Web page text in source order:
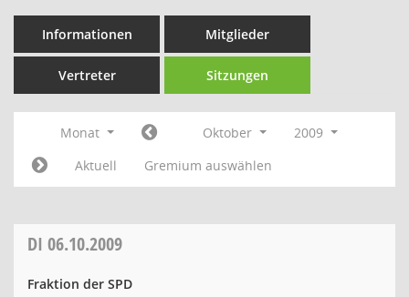
Informationen Mitglieder
Vertreter Sitzungen
Monat Oktober
2009
Aktuell
Gremium auswählen
DI 06.10.2009
Fraktion der SPD